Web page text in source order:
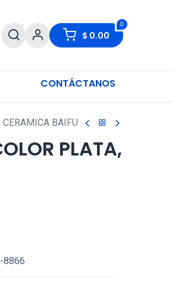
0
$ 0.00
CONTÁCTANOS
CERAMICA BAIFU
PLATA,
8866